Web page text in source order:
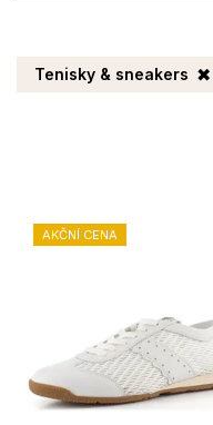
Tenisky & sneakers
AKČNÍ CENA